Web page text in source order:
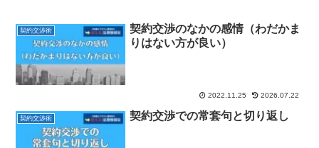
契約交渉術
契約交渉のなかの感情（わだかま
りはない方が良い）
2022.11.25 2026.07.22
契約交渉術 契約交渉での常套句と切り返し